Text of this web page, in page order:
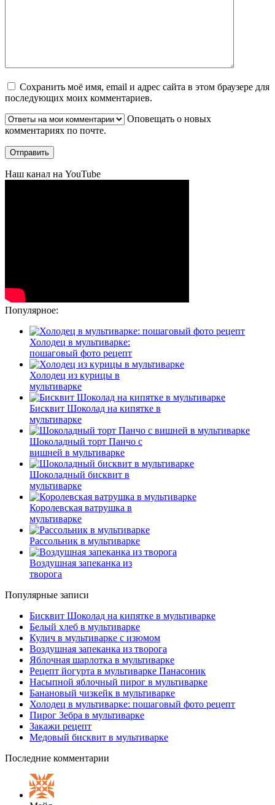
Сохранить моё имя, email и адрес сайта в этом браузере для
последующих моих комментариев.
Оповещать о новых
комментариях по почте.
Наш канал на YouTube
Популярное:
Холодец в мультиварке:
пошаговый фото рецепт
Холодец из курицы в
мультиварке
Бисквит Шоколад на кипятке в
мультиварке
Шоколадный торт Панчо с
вишней в мультиварке
Шоколадный бисквит в
мультиварке
Королевская ватрушка в
мультиварке
Рассольник в мультиварке
Воздушная запеканка из
творога
Популярные записи
Бисквит Шоколад на кипятке в мультиварке
Белый хлеб в мультиварке
Кулич в мультиварке с изюмом
Воздушная запеканка из творога
Яблочная шарлотка в мультиварке
Рецепт йогурта в мультиварке Панасоник
Насыпной яблочный пирог в мультиварке
Банановый чизкейк в мультиварке
Холодец в мультиварке: пошаговый фото рецепт
Пирог Зебра в мультиварке
Закажи рецепт
Медовый бисквит в мультиварке
Последние комментарии